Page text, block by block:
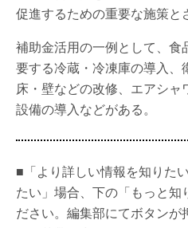
促進するための重要な施策と
補助金活用の一例として、食
要する冷蔵・冷凍庫の導入、
床・壁などの改修、エアシ
設備の導入などがある。
■「より詳しい情報を知りた
たい」場合、下の「もっと知
ださい。編集部にてボタンが